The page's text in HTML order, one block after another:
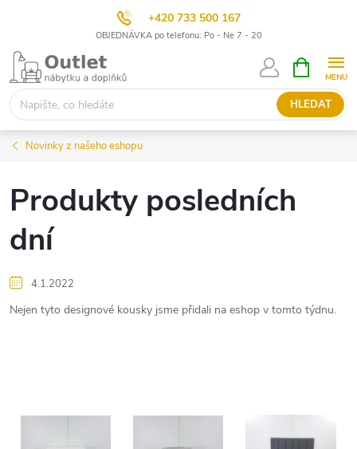
+420 733 500 167
OBJEDNÁVKA po telefonu: Po - Ne 7 - 20
Přejít
obsah
HLEDAT
NÁKUPNÍ
KOŠÍK
Novinky z našeho eshopu
Produkty posledních
dní
4.1.2022
Nejen tyto designové kousky jsme přidali na eshop v tomto týdnu.